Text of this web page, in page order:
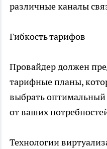
различные каналы
Гибкость тарифов
Провайдер должен
тарифные планы,
выбрать оптимальный
от ваших
Технологии